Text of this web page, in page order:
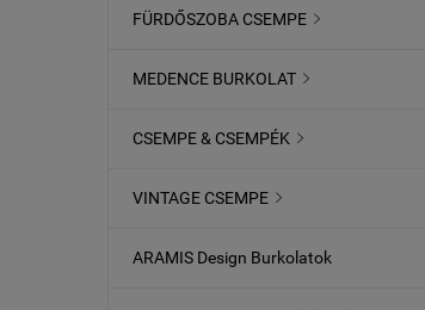
FÜRDŐSZOBA CSEMPE 
MEDENCE BURKOLAT 
CSEMPE & CSEMPÉK 
VINTAGE CSEMPE 
ARAMIS Design Burkolatok